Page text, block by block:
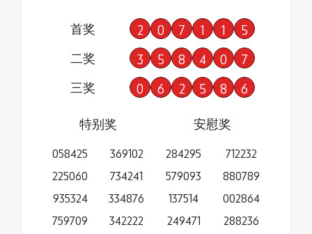
首奖 2 0 7 1 1 5
二奖 3 5 8 4 0 7
三奖 0 6 2 5 8 6
特别奖
058425
225060
935324
759709
369102
734241
334876
342222
安慰奖
284295
579093
137514
249471
712232
880789
002864
288236